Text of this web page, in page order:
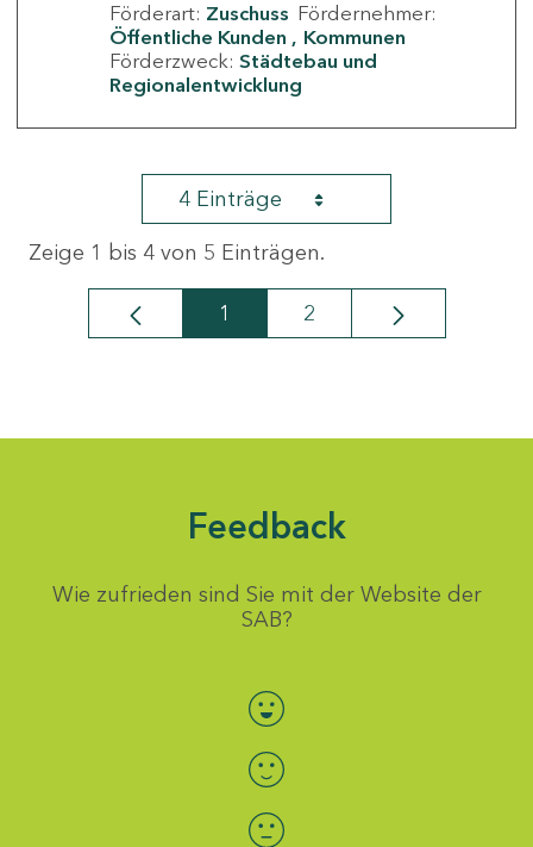
Förderart: Zuschuss Fördernehmer:
Öffentliche Kunden
Kommunen
Förderzweck: Städtebau und
Regionalentwicklung
4 Einträge
Zeige 1 bis 4 von 5 Einträgen.
Seite
1 Seite
2
Feedback
Wie zufrieden sind Sie mit der Website der
SAB?
Bewertung auswählen